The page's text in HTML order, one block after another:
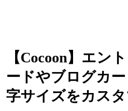
【Cocoon】エン
ードやブログカ
字サイズをカス